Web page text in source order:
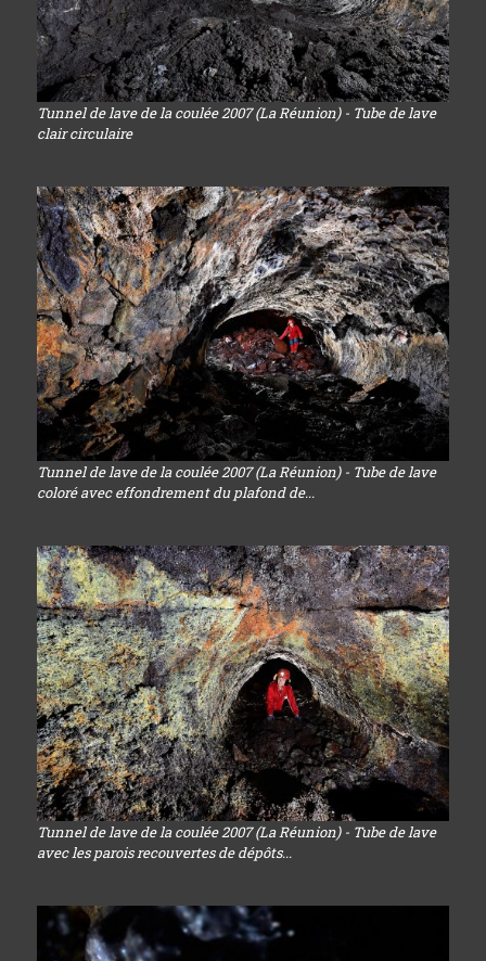
Tunnel de lave de la coulée 2007 (La Réunion) - Tube de lave
clair circulaire
Tunnel de lave de la coulée 2007 (La Réunion) - Tube de lave
coloré avec effondrement du plafond de...
Tunnel de lave de la coulée 2007 (La Réunion) - Tube de lave
avec les parois recouvertes de dépôts...